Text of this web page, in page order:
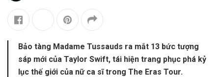
Bảo tàng Madame Tussauds ra mắt 13 bức tượng
sáp mới của Taylor Swift, tái hiện trang phục phá kỷ
lục thế giới của nữ ca sĩ trong The Eras Tour.